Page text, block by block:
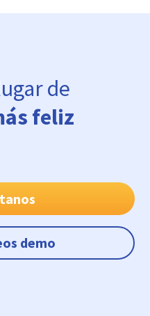
de
feliz
demo